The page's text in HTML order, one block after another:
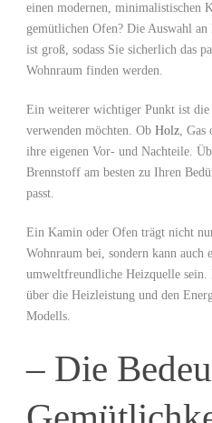
einen modernen, minimalistischen
gemütlichen Ofen? Die Auswahl
ist groß, sodass Sie sicherlich das
Wohnraum finden werden.
Ein weiterer wichtiger Punkt ist die
verwenden möchten. Ob Holz, Gas
ihre eigenen Vor- und Nachteile.
Brennstoff am besten zu Ihren
passt.
Ein Kamin oder Ofen trägt nicht
Wohnraum bei, sondern kann auch
umweltfreundliche Heizquelle
über die Heizleistung und den
Modells.
– Die